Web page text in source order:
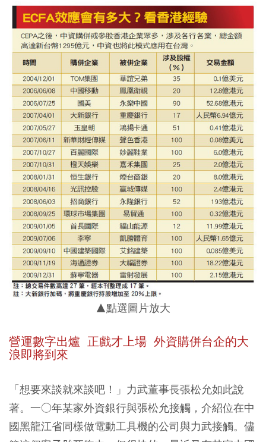
▲點選圖片放大
營運數字出爐 正戲才上場 外資購併台企的大
浪即將到來
「想要來談就來談吧！」力武董事長張松允如此說
著。一○年某家外資銀行與張松允接觸，介紹位在中
國黑龍江省同樣做電動工具機的公司與力武接觸。儘